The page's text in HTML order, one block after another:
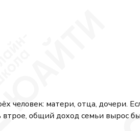
человек: матери, отца, дочери.
втрое, общий доход семьи вырос